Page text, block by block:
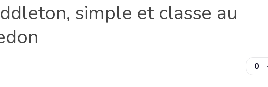
simple et classe au
0